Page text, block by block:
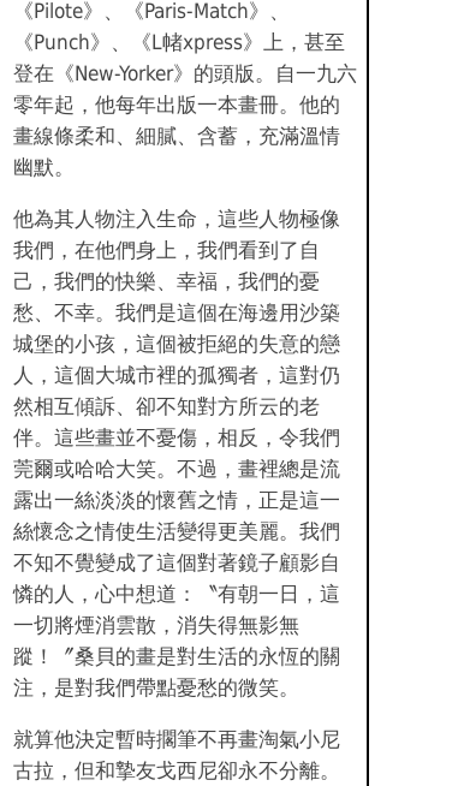
《Pilote》、《Paris-Match》、
《Punch》、《L帾xpress》上，甚至
登在《New-Yorker》的頭版。自一九六
零年起，他每年出版一本畫冊。他的
畫線條柔和、細膩、含蓄，充滿溫情
幽默。
他為其人物注入生命，這些人物極像
我們，在他們身上，我們看到了自
己，我們的快樂、幸福，我們的憂
愁、不幸。我們是這個在海邊用沙築
城堡的小孩，這個被拒絕的失意的戀
人，這個大城市裡的孤獨者，這對仍
然相互傾訴、卻不知對方所云的老
伴。這些畫並不憂傷，相反，令我們
莞爾或哈哈大笑。不過，畫裡總是流
露出一絲淡淡的懷舊之情，正是這一
絲懷念之情使生活變得更美麗。我們
不知不覺變成了這個對著鏡子顧影自
憐的人，心中想道：〝有朝一日，這
一切將煙消雲散，消失得無影無
蹤！〞桑貝的畫是對生活的永恆的關
注，是對我們帶點憂愁的微笑。
就算他決定暫時擱筆不再畫淘氣小尼
古拉，但和摯友戈西尼卻永不分離。